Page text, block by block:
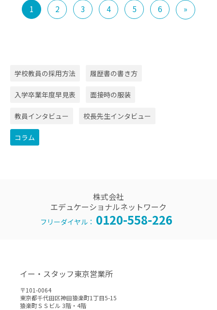
1 2 3 4 5 6 »
学校教員の採用方法 履歴書の書き方
入学卒業年度早見表 面接時の服装
教員インタビュー 校長先生インタビュー
コラム
株式会社
エデュケーショナルネットワーク
フリーダイヤル： 0120-558-226
イー・スタッフ東京営業所
〒101-0064
東京都千代田区神田猿楽町1丁目5-15
猿楽町ＳＳビル 3階・4階